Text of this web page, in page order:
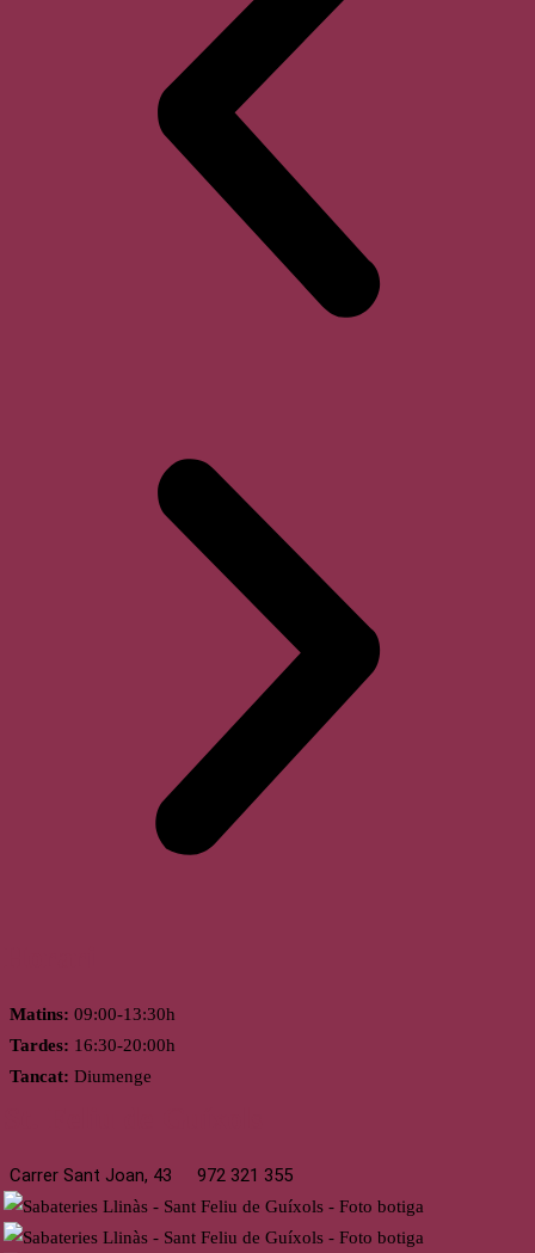
Matins: 09:00-13:30h
Tardes: 16:30-20:00h
Tancat: Diumenge
Carrer Sant Joan, 43 972 321 355